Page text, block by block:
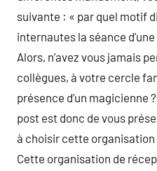
suivante : « par quel motif
internautes la séance
Alors, n’avez vous jamais
collègues, à votre cercle
présence d’un magicienne
post est donc de vous
à choisir cette
Cette organisation de